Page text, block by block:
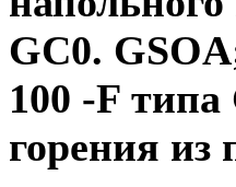
GC0.
100 -F типа
горения из